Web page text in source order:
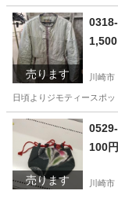
売ります 川崎市
日頃よりジモティースポ
神奈川 川崎市
売ります
100円
川崎市